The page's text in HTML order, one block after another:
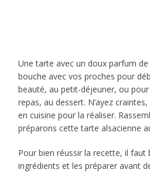
Une tarte avec un doux parfum
bouche avec vos proches pour
beauté, au petit-déjeuner, ou
repas, au dessert. N’ayez
en cuisine pour la réaliser.
préparons cette tarte alsacienne
Pour bien réussir la recette, il faut
ingrédients et les préparer avant